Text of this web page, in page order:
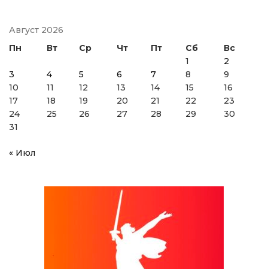
Август 2026
Пн
Вт Ср Чт Пт Сб
Вс
1
2
3
4 5 6 7 8
9
10
11 12 13 14 15
16
17
18 19 20 21 22
23
24
25 26 27 28 29
30
31
« Июл